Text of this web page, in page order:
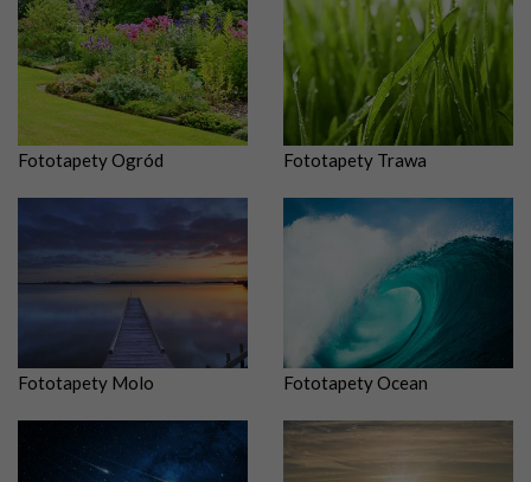
Fototapety Ogród Fototapety Trawa
Fototapety Molo Fototapety Ocean